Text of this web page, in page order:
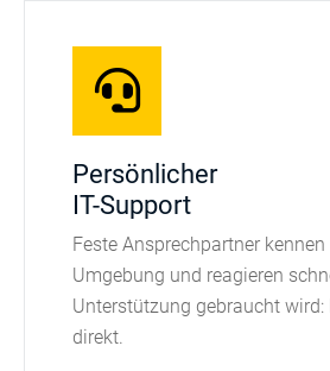
Persönlicher
IT-Support
Feste Ansprechpartner kennen
Umgebung und reagieren
Unterstützung gebraucht
direkt.